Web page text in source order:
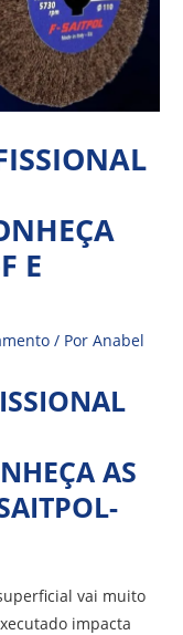
E
/ PorAnabel
AS
vai muito
impacta